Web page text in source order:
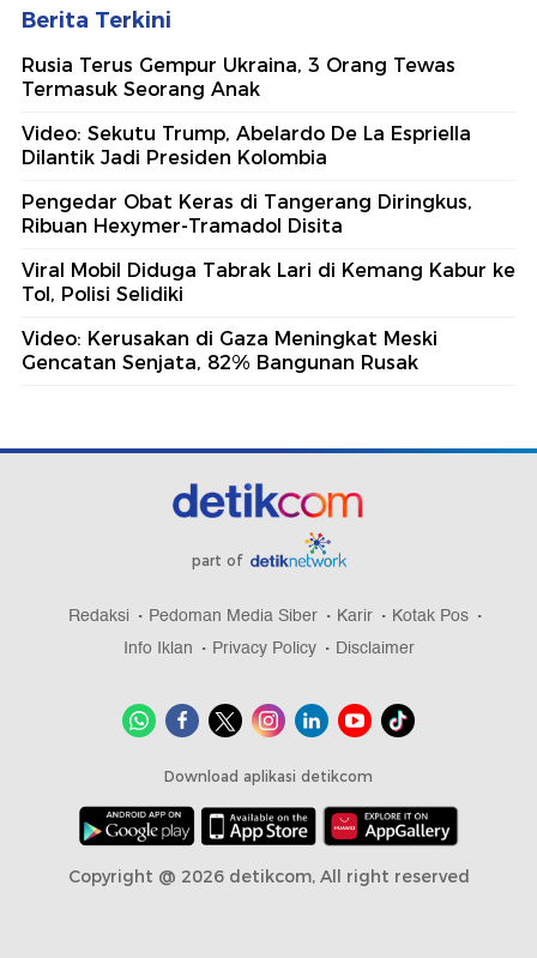
Berita Terkini
Rusia Terus Gempur Ukraina, 3 Orang Tewas
Termasuk Seorang Anak
Video: Sekutu Trump, Abelardo De La Espriella
Dilantik Jadi Presiden Kolombia
Pengedar Obat Keras di Tangerang Diringkus,
Ribuan Hexymer-Tramadol Disita
Viral Mobil Diduga Tabrak Lari di Kemang Kabur ke
Tol, Polisi Selidiki
Video: Kerusakan di Gaza Meningkat Meski
Gencatan Senjata, 82% Bangunan Rusak
part of
Redaksi Pedoman Media Siber Karir
Kotak Pos
Info Iklan
Privacy Policy Disclaimer
Download aplikasi detikcom
Copyright @ 2026 detikcom, All right reserved